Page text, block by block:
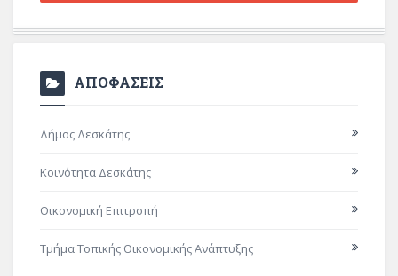
ΑΠΟΦΑΣΕΙΣ
Δήμος Δεσκάτης
Κοινότητα Δεσκάτης
Οικονομική Επιτροπή
Τμήμα Τοπικής Οικονομικής Ανάπτυξης